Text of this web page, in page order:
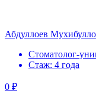
Абдуллоев
Стоматолог-
Стаж: 4 года
0 ₽